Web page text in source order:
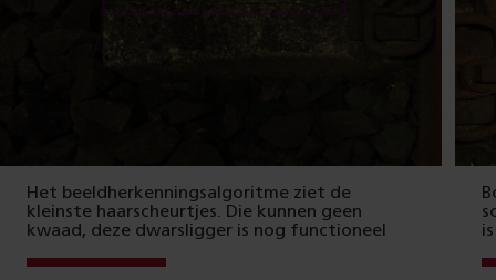
Het beeldherkenningsalgoritme ziet de
kleinste haarscheurtjes. Die kunnen geen
kwaad, deze dwarsligger is nog functioneel